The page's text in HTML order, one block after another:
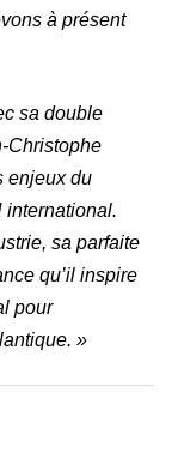
à présent
sa double
Christophe
enjeux du
international.
sa parfaite
qu’il inspire
pour
»